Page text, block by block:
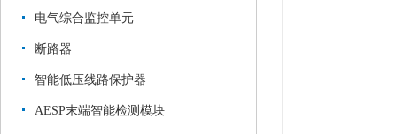
电气综合监控单元
断路器
智能低压线路保护器
AESP末端智能检测模块